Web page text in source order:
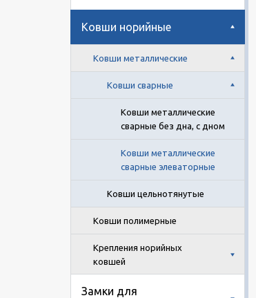
Ковши норийные
Ковши металлические
Ковши сварные
Ковши металлические
сварные без дна, с дном
Ковши металлические
сварные элеваторные
Ковши цельнотянутые
Ковши полимерные
Крепления норийных
ковшей
Замки для